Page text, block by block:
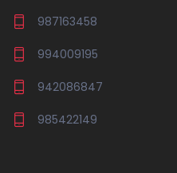
987163458
994009195
942086847
985422149